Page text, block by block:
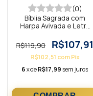
(0)
Bíblia Sagrada com
Harpa Avivada e Letra
Minimalista Vermelho
R$119,90 R$107,91
R$102,51 com Pix
6x deR$17,99 sem juros